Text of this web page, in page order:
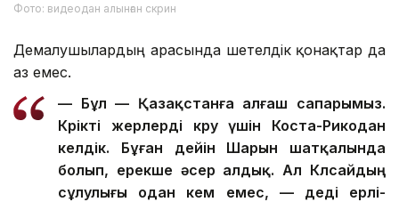
Фото: видеодан алынған скрин
Демалушылардың арасында шетелдік қонақтар да
аз емес.
— Бұл — Қазақстанға алғаш сапарымыз.
Көрікті жерлерді көру үшін Коста-Рикодан
келдік. Бұған дейін Шарын шатқалында
болып, ерекше әсер алдық. Ал Көлсайдың
сұлулығы одан кем емес, — деді ерлі-